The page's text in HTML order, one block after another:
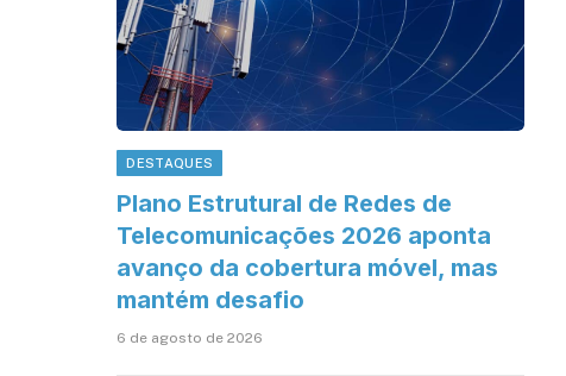
DESTAQUES
Plano Estrutural de Redes de
Telecomunicações 2026 aponta
avanço da cobertura móvel, mas
mantém desafio
6 de agosto de 2026